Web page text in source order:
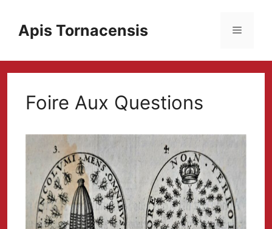
contenuApis Tornacensis Menu
Foire Aux Questions